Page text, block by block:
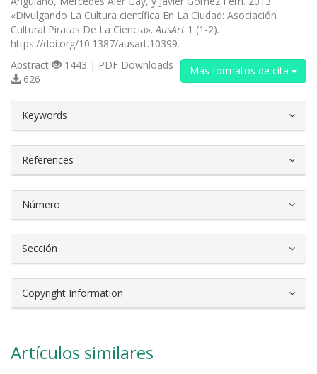
«Divulgando La Cultura científica En La Ciudad: Asociación
Cultural Piratas De La Ciencia».AusArt 1 (1-2).
https://doi.org/10.1387/ausart.10399.
Más formatos de cita
Abstract
1443 | PDF Downloads
626
Keywords
References
Número
Sección
Copyright Information
Artículos similares